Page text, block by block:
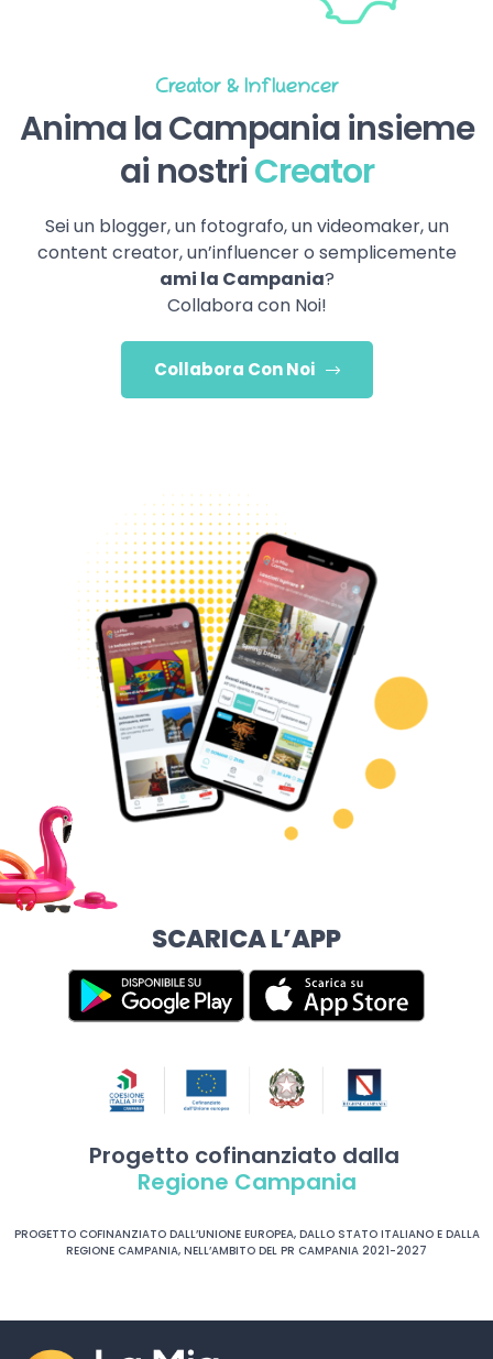
Creator & Influencer
Anima la Campania insieme
ai nostriCreator
Sei un blogger, un fotografo, un videomaker, un
content creator, un’influencer o semplicemente
ami la Campania?
Collabora con Noi!
Collabora Con Noi
SCARICA L’APP
Progetto cofinanziato dalla
Regione Campania
PROGETTO COFINANZIATO DALL’UNIONE EUROPEA, DALLO STATO ITALIANO E DALLA
REGIONE CAMPANIA, NELL’AMBITO DEL PR CAMPANIA 2021-2027